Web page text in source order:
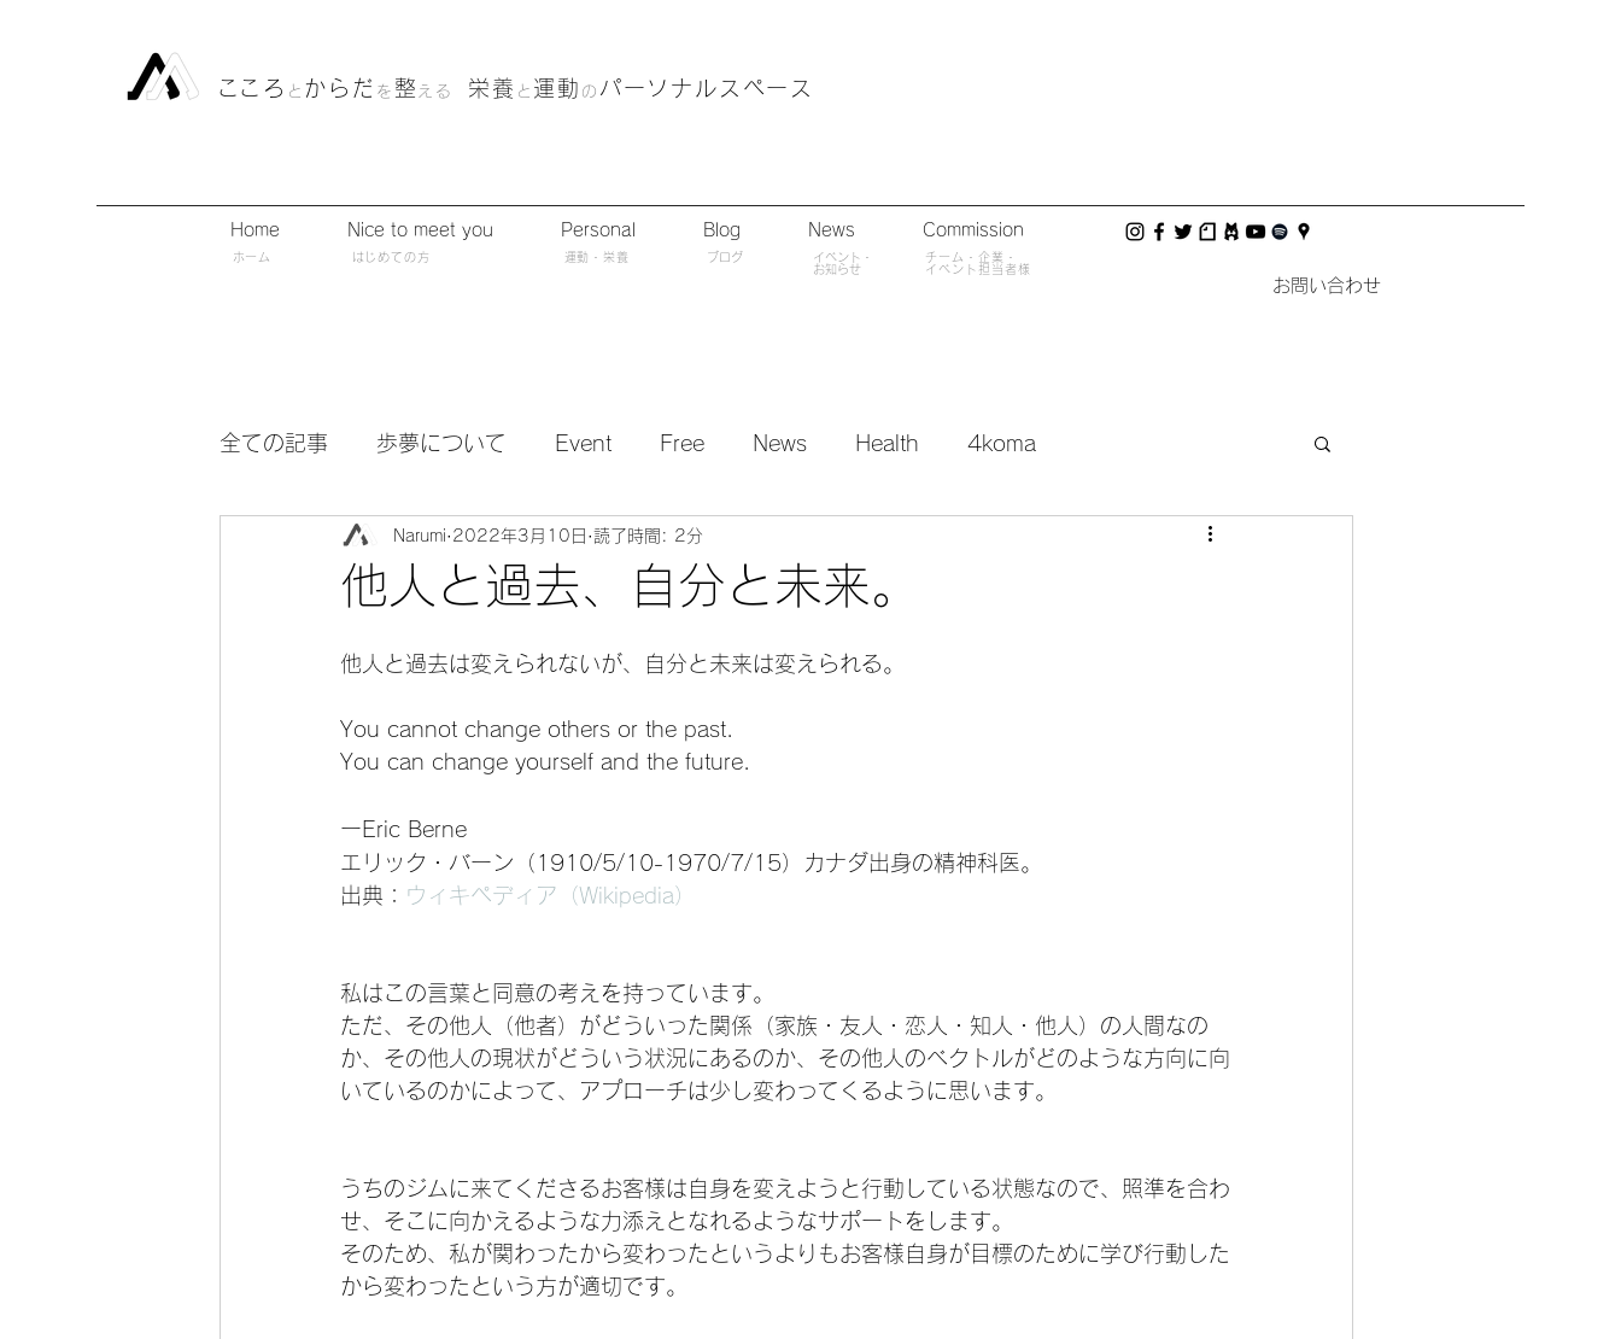
​こころ と からだ を 整 える 栄養 と 運動 の パーソナルスペース
Home Nice to meet you Personal Blog News Commission
​ホーム ​はじめての方 ​運動・栄養 ブログ
チーム・企業・
イベント担当者様
​イベント・
​お知らせ
お問い合わせ
全ての記事 歩夢について Event Free News Health 4koma
他人と過去、自分と未来。
Narumi 2022年3月10日 読了時間: 2分
他人と過去は変えられないが、自分と未来は変えられる。
You cannot change others or the past.
You can change yourself and the future.
ーEric Berne
エリック・バーン（1910/5/10-1970/7/15）カナダ出身の精神科医。
出典： ウィキペディア（Wikipedia）
私はこの言葉と同意の考えを持っています。
ただ、その他人（他者）がどういった関係（家族・友人・恋人・知人・他人）の人間なの
か、その他人の現状がどういう状況にあるのか、その他人のベクトルがどのような方向に向
いているのかによって、アプローチは少し変わってくるように思います。
うちのジムに来てくださるお客様は自身を変えようと行動している状態なので、照準を合わ
せ、そこに向かえるような力添えとなれるようなサポートをします。
そのため、私が関わったから変わったというよりもお客様自身が目標のために学び行動した
から変わったという方が適切です。